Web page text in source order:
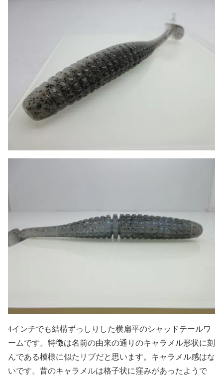
4インチでも結構ずっしりした横扁平のシャッドテールワ
ームです。特徴は名前の由来の通りのキャラメル形状に刻
んである模様に似たリブだと思います。キャラメル感はな
いです。昔のキャラメルは格子状に窪みがあったようで